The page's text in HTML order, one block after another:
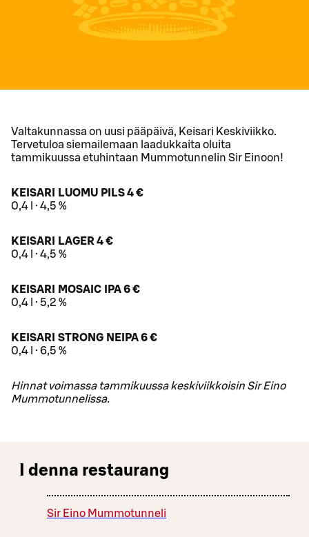
Valtakunnassa on uusi pääpäivä, Keisari Keskiviikko.
Tervetuloa siemailemaan laadukkaita oluita
tammikuussa etuhintaan Mummotunnelin Sir Einoon!
KEISARI LUOMU PILS 4 €
0,4 l · 4,5 %
KEISARI LAGER 4 €
0,4 l · 4,5 %
KEISARI MOSAIC IPA 6 €
0,4 l · 5,2 %
KEISARI STRONG NEIPA 6 €
0,4 l · 6,5 %
Hinnat voimassa tammikuussa keskiviikkoisin Sir Eino
Mummotunnelissa.
I denna restaurang
Sir Eino Mummotunneli